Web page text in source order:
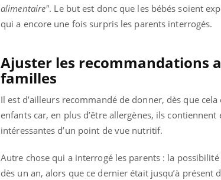
alimentaire". Le but est donc que les bébés soient
qui a encore une fois surpris les parents interrogés.
Ajuster les recommandations
familles
Il est d’ailleurs recommandé de donner, dès que
enfants car, en plus d’être allergènes, ils
intéressantes d’un point de vue nutritif.
Autre chose qui a interrogé les parents : la
dès un an, alors que ce dernier était jusqu’à